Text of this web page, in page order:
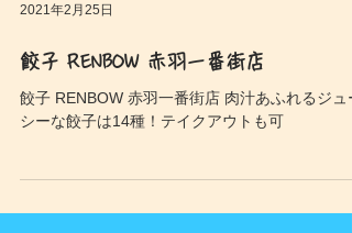
2021年2月25日
餃子 RENBOW 赤羽一番街店